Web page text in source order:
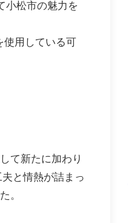
小松市の魅力を
用している可
て新たに加わり
と情熱が詰まっ
。